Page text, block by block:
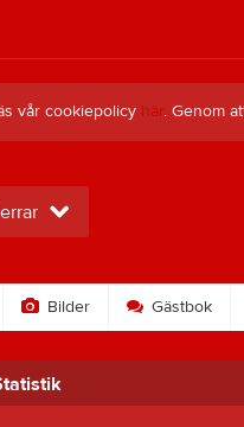
vår cookiepolicy här. Genom
Bilder Gästbok